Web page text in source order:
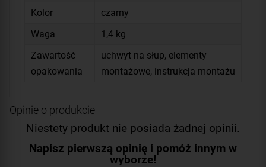
Kolor
czarny
Waga
1,4 kg
Zawartość
opakowania
uchwyt na słup, elementy
montażowe, instrukcja montażu
Opinie o produkcie
Niestety produkt nie posiada żadnej opinii.
Napisz pierwszą opinię i pomóż innym w
wyborze!